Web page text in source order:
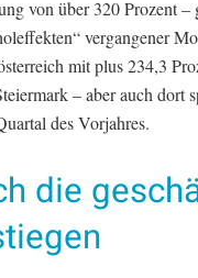
von über 320 Prozent –
vergangener
mit plus 234,3
– aber auch dort
des Vorjahres.
die